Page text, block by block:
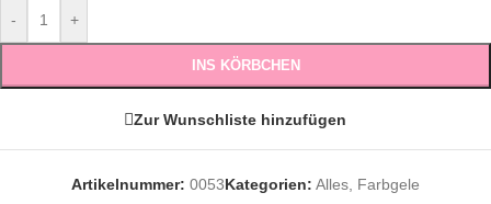
- +
INS KÖRBCHEN
Zur Wunschliste hinzufügen
Artikelnummer: 0053Kategorien: Alles, Farbgele